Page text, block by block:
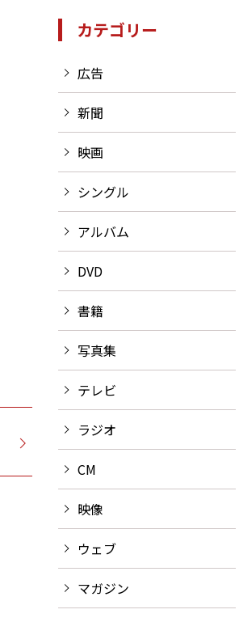
カテゴリー
広告
新聞
映画
シングル
アルバム
DVD
書籍
写真集
テレビ
ラジオ
CM
映像
ウェブ
マガジン